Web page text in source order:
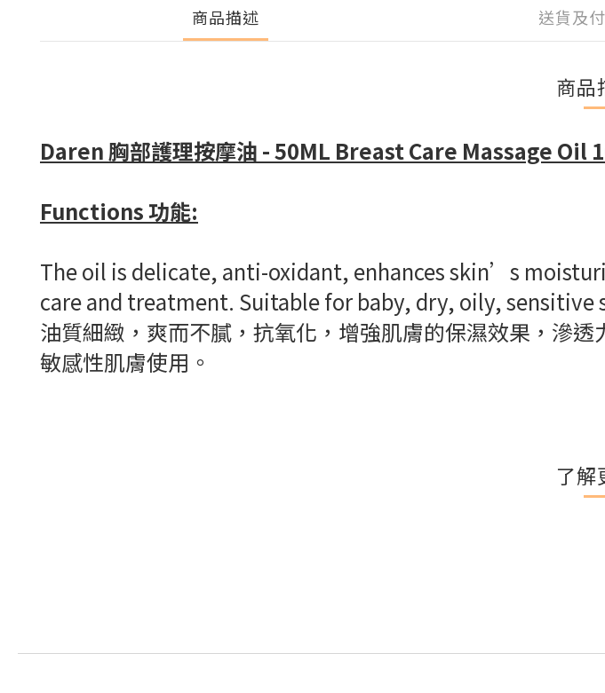
商品描述 送貨及
商品
Daren 胸部護理按摩油 - 50ML Breast Care Massage
Functions 功能:
The oil is delicate, anti-oxidant, enhances skin’s
care and treatment. Suitable for baby, dry, oily, sensitive
油質細緻，爽而不膩，抗氧化，增強肌膚的保濕效果，滲
敏感性肌膚使用。
了解